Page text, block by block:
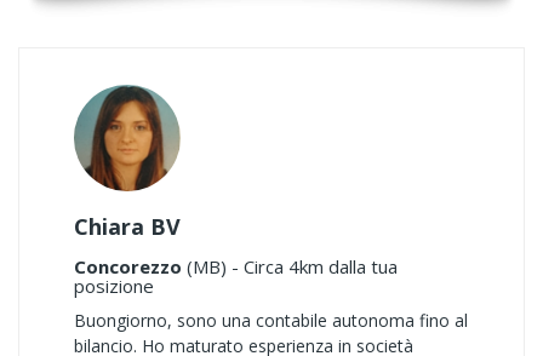
Chiara BV
Concorezzo (MB) - Circa 4km dalla tua
posizione
Buongiorno, sono una contabile autonoma fino al
bilancio. Ho maturato esperienza in società